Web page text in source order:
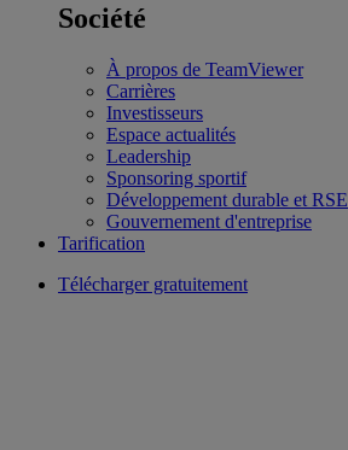
Société
À propos de TeamViewer
Carrières
Investisseurs
Espace actualités
Leadership
Sponsoring sportif
Développement durable et RSE
Gouvernement d'entreprise
Tarification
Télécharger gratuitement